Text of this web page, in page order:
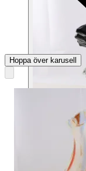
Hoppa över karusell